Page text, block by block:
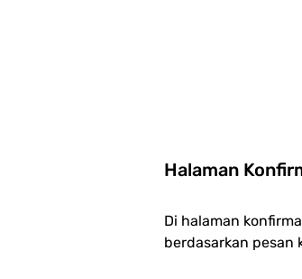
Halaman
Di halaman
berdasarkan pesan